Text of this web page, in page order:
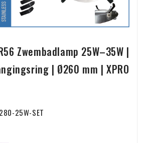

Zwembadlamp 25W–35W |
| Ø260 mm | XPRO
25W-SET